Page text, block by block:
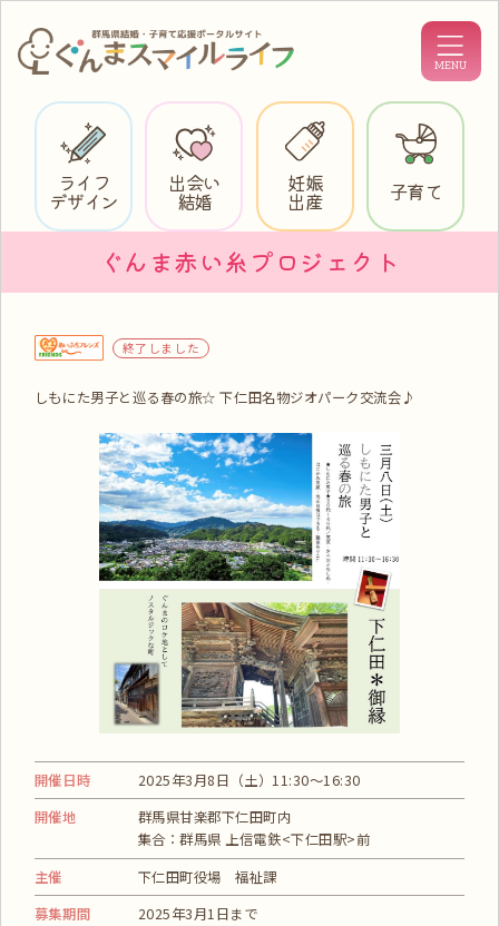
ライフ
デザイン
出会い
結婚
妊娠
出産 子育て
ぐんま赤い糸プロジェクト
終了しました
しもにた男子と巡る春の旅☆ 下仁田名物ジオパーク交流会♪
開催日時
2025年3月8日（土）11:30～16:30
開催地
群馬県甘楽郡下仁田町内
集合：群馬県 上信電鉄<下仁田駅>前
主催
下仁田町役場 福祉課
募集期間
2025年3月1日まで